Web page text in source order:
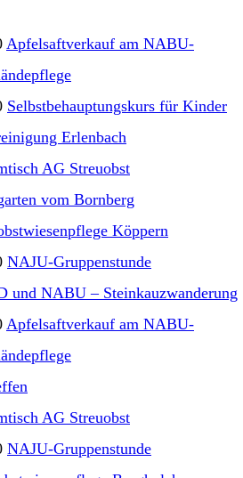
Apfelsaftverkauf am NABU-
Selbstbehauptungskurs für Kinder
Erlenbach
AG Streuobst
vom Bornberg
Köppern
NAJU-Gruppenstunde
und NABU – Steinkauzwanderung
Apfelsaftverkauf am NABU-
AG Streuobst
NAJU-Gruppenstunde